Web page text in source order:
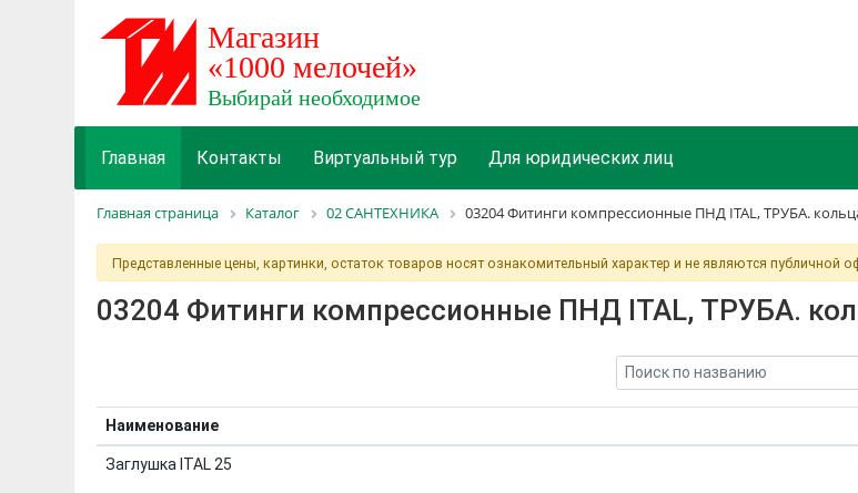
Главная Контакты Виртуальный тур Для юридических лиц
Главная страница Каталог 02 САНТЕХНИКА 03204 Фитинги компрессионные ПНД ITAL, ТРУБА.
Представленные цены, картинки, остаток товаров носят ознакомительный характер и не являются публичной
03204 Фитинги компрессионные ПНД ITAL, ТРУБА.
Наименование
Заглушка ITAL 25